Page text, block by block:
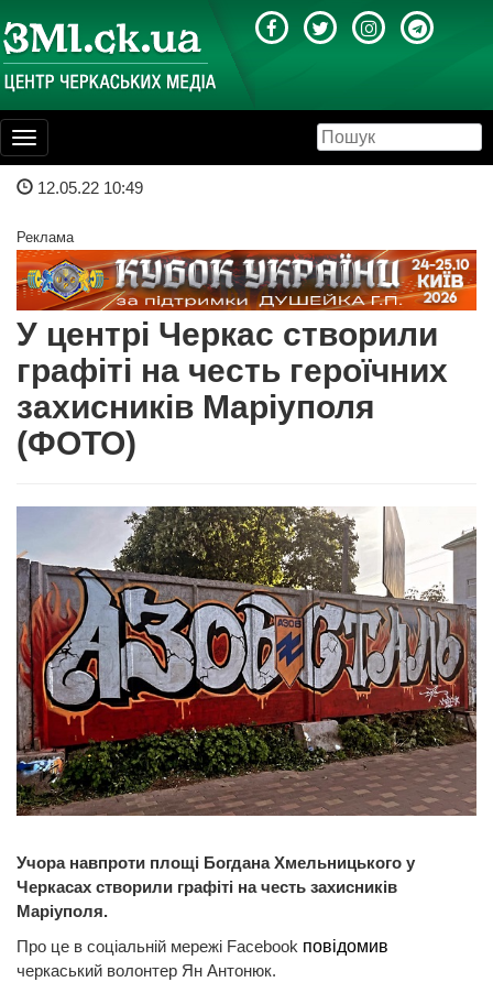
Toggle
navigation
12.05.22 10:49
Реклама
У центрі Черкас створили
графіті на честь героїчних
захисників Маріуполя
(ФОТО)
Учора навпроти площі Богдана Хмельницького у
Черкасах створили графіті на честь захисників
Маріуполя.
Про це в соціальній мережі Facebook повідомив
черкаський волонтер Ян Антонюк.